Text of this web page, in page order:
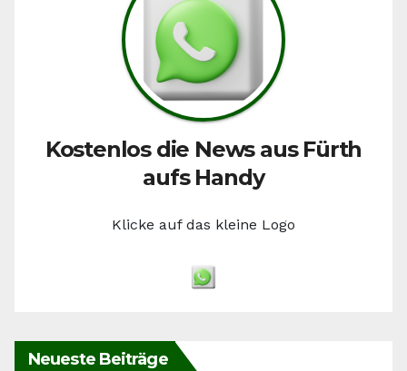
Kostenlos die News aus Fürth
aufs Handy
Klicke auf das kleine Logo
Neueste Beiträge